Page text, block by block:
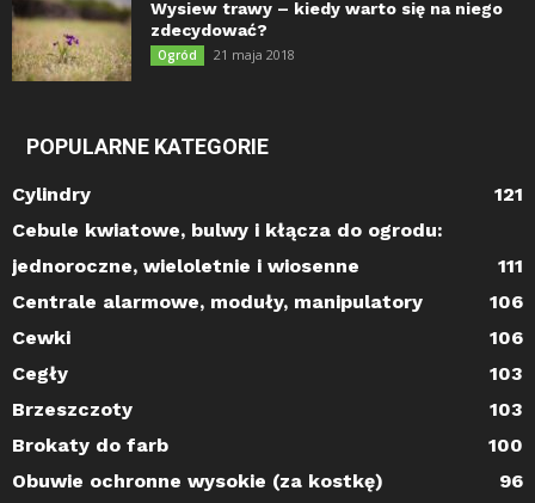
Wysiew trawy – kiedy warto się na niego
zdecydować?
Ogród 21 maja 2018
POPULARNE KATEGORIE
Cylindry
121
Cebule kwiatowe, bulwy i kłącza do ogrodu:
jednoroczne, wieloletnie i wiosenne
111
Centrale alarmowe, moduły, manipulatory
106
Cewki
106
Cegły
103
Brzeszczoty
103
Brokaty do farb
100
Obuwie ochronne wysokie (za kostkę)
96